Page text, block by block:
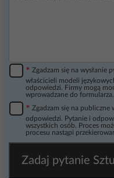
* Zgadzam się na wysłanie
właścicieli modeli
odpowiedzi. Firmy mogą
wprowadzane do formularza.
* Zgadzam się na
odpowiedzi. Pytanie i
wszystkich osób. Proces
procesu nastąpi
Zadaj pytanie